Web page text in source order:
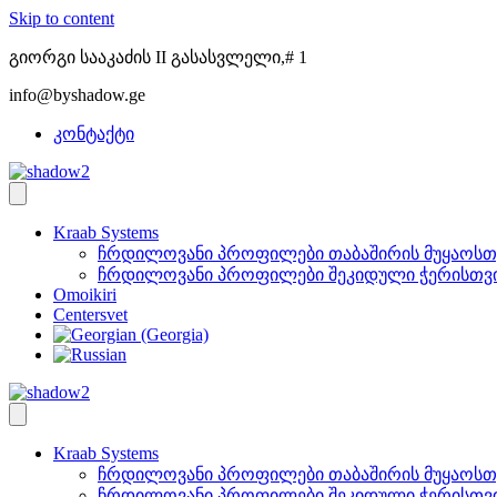
Skip to content
გიორგი სააკაძის II გასასვლელი,# 1
info@byshadow.ge
კონტაქტი
Kraab Systems
ჩრდილოვანი პროფილები თაბაშირის
ჩრდილოვანი პროფილები შეკიდული
Omoikiri
Centersvet
Kraab Systems
ჩრდილოვანი პროფილები თაბაშირის